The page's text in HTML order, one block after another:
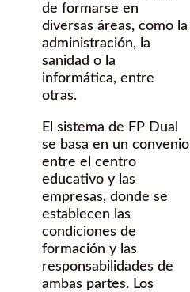
de formarse en
diversas áreas, como la
administración, la
sanidad o la
informática, entre
otras.
El sistema de FP Dual
se basa en un convenio
entre el centro
educativo y las
empresas, donde se
establecen las
condiciones de
formación y las
responsabilidades de
ambas partes. Los